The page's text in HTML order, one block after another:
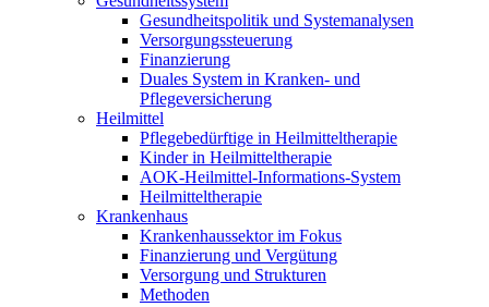
Gesundheitspolitik und Systemanalysen
Versorgungssteuerung
Finanzierung
Duales System in Kranken- und
Pflegeversicherung
Heilmittel
Pflegebedürftige in Heilmitteltherapie
Kinder in Heilmitteltherapie
AOK-Heilmittel-Informations-System
Heilmitteltherapie
Krankenhaus
Krankenhaussektor im Fokus
Finanzierung und Vergütung
Versorgung und Strukturen
Methoden